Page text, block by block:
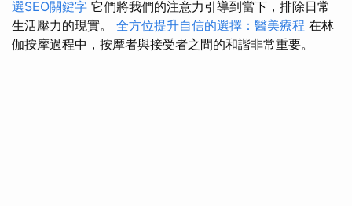
選SEO關鍵字 它們將我們的注意力引導到當下，排除日常
生活壓力的現實。 全方位提升自信的選擇：醫美療程 在林
伽按摩過程中，按摩者與接受者之間的和諧非常重要。